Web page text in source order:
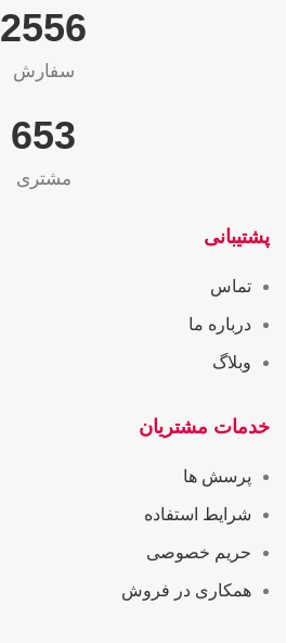
2565
سفارش
655
مشتری
پشتیبانی
تماس
درباره ما
وبلاگ
خدمات مشتریان
پرسش ها
شرایط استفاده
حریم خصوصی
همکاری در فروش